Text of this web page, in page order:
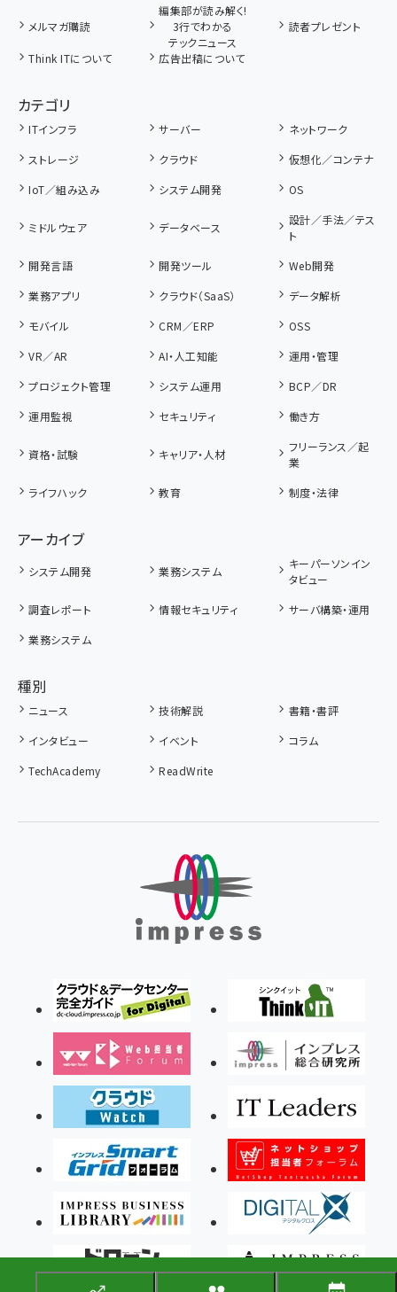
メルマガ購読
編集部が読み解く!
3行でわかる
テックニュース
読者プレゼント
Think ITについて 広告出稿について
カテゴリ
ITインフラ サーバー
ネットワーク
ストレージ
クラウド
仮想化／コンテナ
IoT／組み込み
システム開発 OS
ミドルウェア データベース
設計／手法／テス
ト
開発言語
開発ツール
Web開発
業務アプリ
クラウド（SaaS）
データ解析
モバイル
CRM／ERP
OSS
VR／AR
AI・人工知能
運用・管理
プロジェクト管理
システム運用
BCP／DR
運用監視
セキュリティ 働き方
資格・試験 キャリア・人材
フリーランス／起
業
ライフハック
教育 制度・法律
アーカイブ
システム開発 業務システム
キーパーソンイン
タビュー
調査レポート
情報セキュリティ
サーバ構築・運用
業務システム
種別
ニュース 技術解説
書籍・書評
インタビュー
イベント
コラム
TechAcademy
ReadWrite